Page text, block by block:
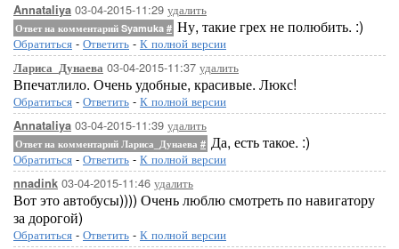
Annataliya 03-04-2015-11:29 удалить
Ответ на комментарий Syamuka # Ну, такие грех не полюбить. :)
Обратиться - Ответить - К полной версии
Лариса_Дунаева 03-04-2015-11:37 удалить
Впечатлило. Очень удобные, красивые. Люкс!
Обратиться - Ответить - К полной версии
Annataliya 03-04-2015-11:39 удалить
Ответ на комментарий Лариса_Дунаева # Да, есть такое. :)
Обратиться - Ответить - К полной версии
nnadink 03-04-2015-11:46 удалить
Вот это автобусы)))) Очень люблю смотреть по навигатору
за дорогой)
Обратиться - Ответить - К полной версии